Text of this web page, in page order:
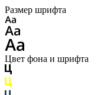
Размер шрифта
Цвет фона и шрифта